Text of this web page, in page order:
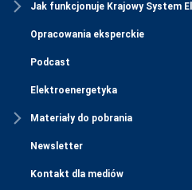
Jak funkcjonuje Krajowy System
Opracowania eksperckie
Podcast
Elektroenergetyka
Materiały do pobrania
Newsletter
Kontakt dla mediów